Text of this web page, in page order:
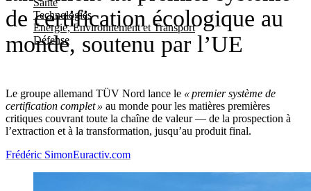
Technologies
Energie, Environnement et Transport
Défense
de certification écologique au
monde, soutenu par l’UE
Le groupe allemand TÜV Nord lance le « premier système de
certification complet » au monde pour les matières premières
critiques couvrant toute la chaîne de valeur — de la prospection à
l’extraction et à la transformation, jusqu’au produit final.
Frédéric SimonEuractiv.com